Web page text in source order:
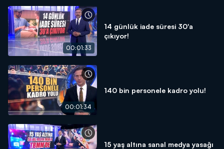
00:01:33
14 günlük iade süresi 30'a
çıkıyor!
00:01:34
140 bin personele kadro yolu!
15 yaş altına sanal medya yasağı